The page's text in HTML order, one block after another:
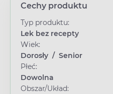
Cechy produktu
Typ produktu:
Lek bez recepty
Wiek:
Dorosły / Senior
Płeć:
Dowolna
Obszar/Układ: